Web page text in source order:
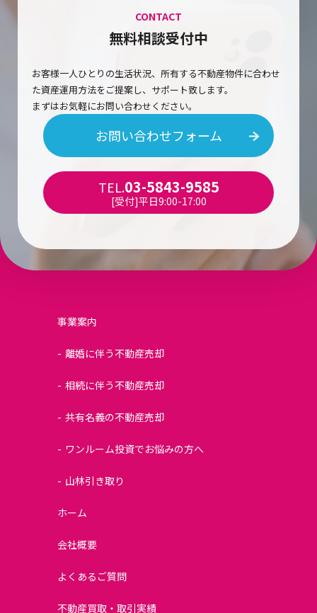
CONTACT
無料相談受付中
お客様一人ひとりの生活状況、所有する不動産物件に合わせ
た資産運用方法をご提案し、サポート致します。
まずはお気軽にお問い合わせください。
お問い合わせフォーム
TEL.03-5843-9585
[受付]平日9:00-17:00
事業案内
離婚に伴う不動産売却
相続に伴う不動産売却
共有名義の不動産売却
ワンルーム投資でお悩みの方へ
山林引き取り
ホーム
会社概要
よくあるご質問
不動産買取・取引実績